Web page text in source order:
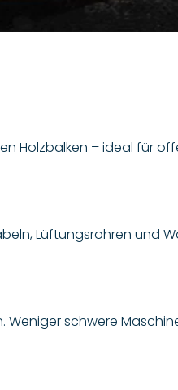
Holzbalken – ideal für
Lüftungsrohren und
schwere